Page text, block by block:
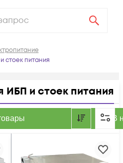
стоек питания
ИБП и стоек питания
В